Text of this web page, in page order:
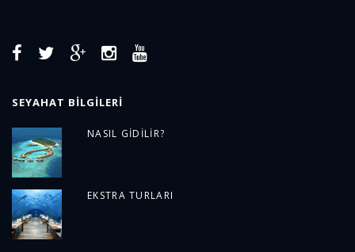
SEYAHAT BILGILERI
NASIL GIDILIR?
EKSTRA TURLARI